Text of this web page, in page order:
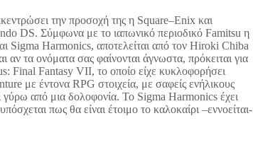
την προσοχή της η Square–Enix και
DS. Σύμφωνα με το ιαπωνικό περιοδικό Famitsu η
Sigma Harmonics, αποτελείται από τον Hiroki Chiba
τα ονόματα σας φαίνονται άγνωστα, πρόκειται για
Final Fantasy VII, το οποίο είχε κυκλοφορήσει
με έντονα RPG στοιχεία, με σαφείς ενήλικους
γύρω από μια δολοφονία. Το Sigma Harmonics έχει
πως θα είναι έτοιμο το καλοκαίρι –εννοείται-